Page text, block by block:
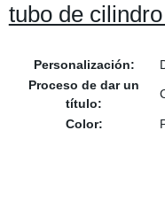
tubo de
Personalización:
Proceso de dar un
título:
Color: